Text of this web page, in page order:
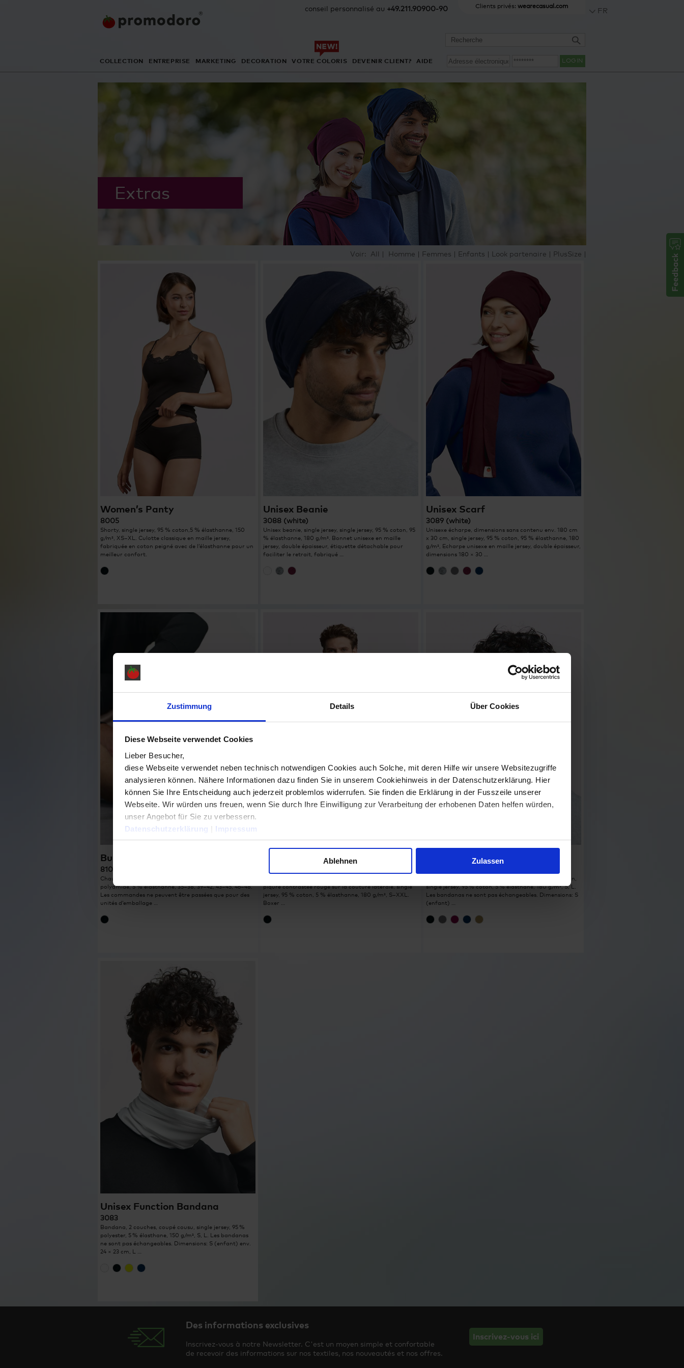
Zustimmung Details Über Cookies
Diese Webseite verwendet Cookies
Lieber Besucher,
diese Webseite verwendet neben technisch notwendigen Cookies auch Solche, mit deren Hilfe wir unsere Websitezugriffe
analysieren können. Nähere Informationen dazu finden Sie in unserem Cookiehinweis in der Datenschutzerklärung. Hier
können Sie Ihre Entscheidung auch jederzeit problemlos widerrufen. Sie finden die Erklärung in der Fusszeile unserer
Webseite. Wir würden uns freuen, wenn Sie durch Ihre Einwilligung zur Verarbeitung der erhobenen Daten helfen würden,
unser Angebot für Sie zu verbessern.
Datenschutzerklärung
Impressum
Ablehnen Zulassen
FR
Clients privés: wearecasual.com
conseil personnalisé au +49.211.90900-90
COLLECTION ENTREPRISE MARKETING DECORATION VOTRE COLORIS DEVENIR CLIENT? AIDE LOGIN
Voir: All | Homme | Femmes | Enfants | Look partenaire | PlusSize |
Women’s Panty
8005
Shorty, single jersey, 95 % coton,5 % élasthanne, 150
g/m², XS–XL. Culotte classique en maille jersey,
fabriquée en coton peigné avec de l’élasthanne pour un
meilleur confort.
Unisex Beanie
3088 (white)
Unisex beanie, single jersey, single jersey, 95 % coton, 95
% élasthanne, 180 g/m². Bonnet unisexe en maille
jersey, double épaisseur, étiquette détachable pour
faciliter le retrait, fabriqué …
Unisex Scarf
3089 (white)
Unisexe écharpe, dimensions sans contenu env. 180 cm
x 30 cm, single jersey, 95 % coton, 95 % élasthanne, 180
g/m², Echarpe unisexe en maille jersey, double épaisseur,
dimensions 180 × 30 …
Business-Socks
8100
Chaussettes business, single jersey, 79 % coton, 16 %
polyamide, 5 % élasthanne, 35–38, 39–42, 43–45, 46–48.
Les commandes ne peuvent être passées que pour des
unités d’emballage …
Men’s Shorts
piqûre contrastée rouge sur la couture latérale, single
jersey, 95 % coton, 5 % élasthanne, 180 g/m², S–XXL.
Boxer …
Unisex Organic Bandana
Bandana, 2 couches, coupé cousu, certifié (bio) coton,
single jersey, 95 % coton, 5 % élasthane, 180 g/m², S, L.
Les bandanas ne sont pas échangeables. Dimensions: S
(enfant) …
Unisex Function Bandana
3083
Bandana, 2 couches, coupé cousu, single jersey, 95 %
polyester, 5 % élasthane, 150 g/m², S, L. Les bandanas
ne sont pas échangeables. Dimensions: S (enfant) env.
24 × 23 cm, L …
Inscrivez-vous ici
Des informations exclusives
Inscrivez-vous à notre Newsletter. C'est un moyen simple et confortable
de recevoir des informations sur nos textiles, nos nouveautés et nos offres.